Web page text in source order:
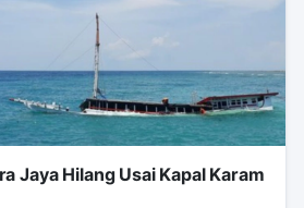
Jaya Hilang Usai Kapal Karam